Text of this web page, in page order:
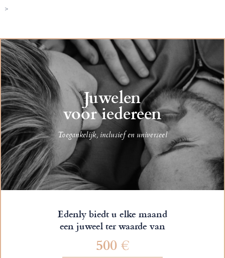
>
Juwelen
voor iedereen
Toegankelijk, inclusief en universeel
Edenly biedt u elke maand
een juweel ter waarde van
500 €